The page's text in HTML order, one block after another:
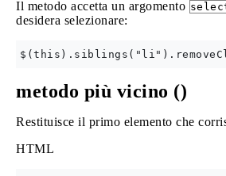
Il metodo accetta un argomento
desidera selezionare:
metodo più vicino ()
Restituisce il primo elemento che
HTML